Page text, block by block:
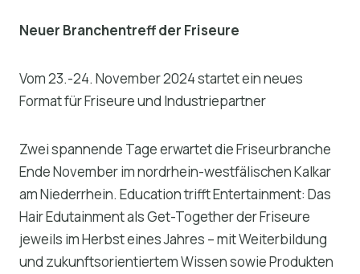
Neuer Branchentreff der Friseure
Vom 23.-24. November 2024 startet ein neues
Format für Friseure und Industriepartner
Zwei spannende Tage erwartet die Friseurbranche
Ende November im nordrhein-westfälischen Kalkar
am Niederrhein. Education trifft Entertainment: Das
Hair Edutainment als Get-Together der Friseure
jeweils im Herbst eines Jahres – mit Weiterbildung
und zukunftsorientiertem Wissen sowie Produkten